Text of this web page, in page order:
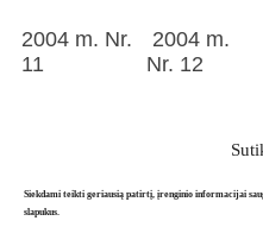
Siekdami teikti geriausią patirtį, įrenginio informacijai
slapukus.
2004 m. Nr.
11
2004 m.
Nr. 12